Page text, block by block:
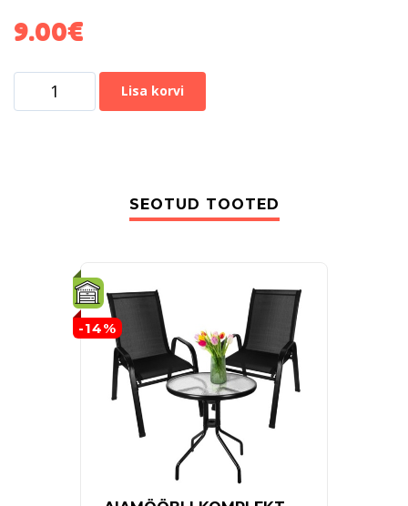
9.00€
Lisa korvi
SEOTUD TOOTED
-14%